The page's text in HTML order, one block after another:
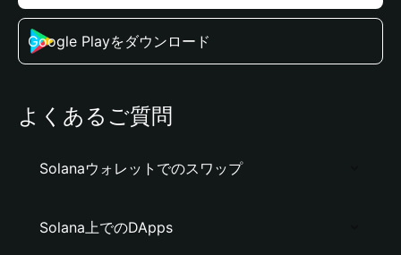
Google Playをダウンロード
よくあるご質問
Solanaウォレットでのスワップ
Solana上でのDApps